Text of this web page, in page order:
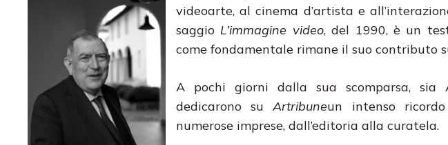
videoarte, al cinema d’artista e
saggio L’immagine video, del 1990, è un
come fondamentale rimane il suo contributo
A pochi giorni dalla sua scomparsa, sia
dedicarono suArtribuneun intenso
numerose imprese, dall’editoria alla curatela.